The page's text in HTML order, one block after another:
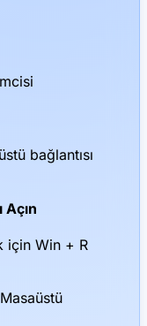
bağlantısı
Açın
için Win + R